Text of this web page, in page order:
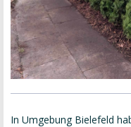
In Umgebung Bielefeld